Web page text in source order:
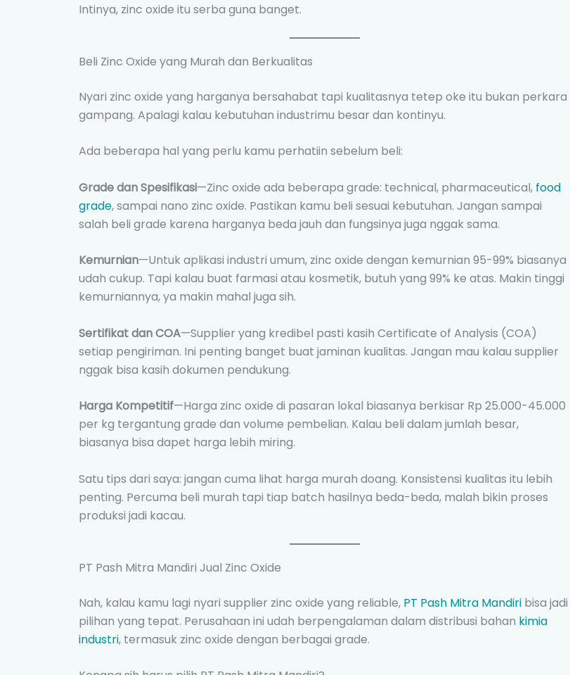
Intinya, zinc oxide itu serba guna banget.
Beli Zinc Oxide yang Murah dan Berkualitas
Nyari zinc oxide yang harganya bersahabat tapi kualitasnya tetep oke itu bukan perkara
gampang. Apalagi kalau kebutuhan industrimu besar dan kontinyu.
Ada beberapa hal yang perlu kamu perhatiin sebelum beli:
Grade dan Spesifikasi—Zinc oxide ada beberapa grade: technical, pharmaceutical, food
grade, sampai nano zinc oxide. Pastikan kamu beli sesuai kebutuhan. Jangan sampai
salah beli grade karena harganya beda jauh dan fungsinya juga nggak sama.
Kemurnian—Untuk aplikasi industri umum, zinc oxide dengan kemurnian 95-99% biasanya
udah cukup. Tapi kalau buat farmasi atau kosmetik, butuh yang 99% ke atas. Makin tinggi
kemurniannya, ya makin mahal juga sih.
Sertifikat dan COA—Supplier yang kredibel pasti kasih Certificate of Analysis (COA)
setiap pengiriman. Ini penting banget buat jaminan kualitas. Jangan mau kalau supplier
nggak bisa kasih dokumen pendukung.
Harga Kompetitif—Harga zinc oxide di pasaran lokal biasanya berkisar Rp 25.000-45.000
per kg tergantung grade dan volume pembelian. Kalau beli dalam jumlah besar,
biasanya bisa dapet harga lebih miring.
Satu tips dari saya: jangan cuma lihat harga murah doang. Konsistensi kualitas itu lebih
penting. Percuma beli murah tapi tiap batch hasilnya beda-beda, malah bikin proses
produksi jadi kacau.
PT Pash Mitra Mandiri Jual Zinc Oxide
Nah, kalau kamu lagi nyari supplier zinc oxide yang reliable, PT Pash Mitra Mandiri bisa jadi
pilihan yang tepat. Perusahaan ini udah berpengalaman dalam distribusi bahan kimia
industri, termasuk zinc oxide dengan berbagai grade.